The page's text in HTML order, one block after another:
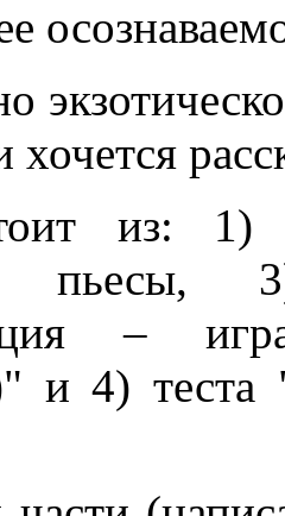
из:
пьесы,
–
и 4) теста